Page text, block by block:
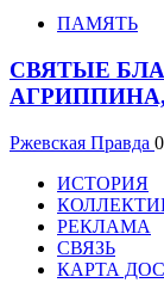
ПАМЯТЬ
СВЯТЫЕ
Ржевская Правда
ИСТОРИЯ
РЕКЛАМА
СВЯЗЬ
КАРТА